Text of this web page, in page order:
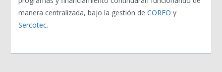
manera centralizada, bajo la gestión deCORFO y
Sercotec.